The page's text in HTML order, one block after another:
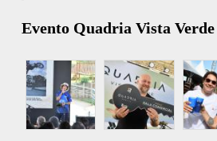
Evento Quadria Vista Verde